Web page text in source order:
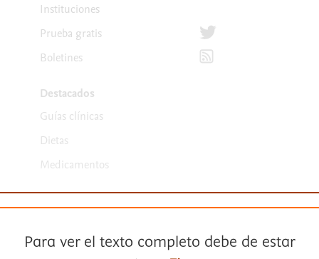
Instituciones
Prueba gratis
Boletines
Destacados
Guías clínicas
Dietas
Medicamentos
Síguenos en Twitter
Suscríbete para recibir
Para ver el texto completo debe de estar